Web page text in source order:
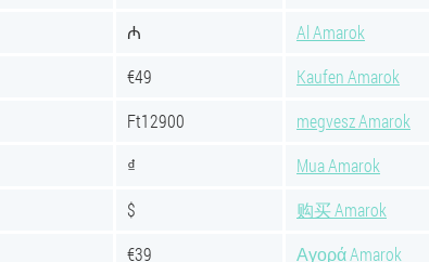
₼
Al Amarok
€49
Kaufen Amarok
Ft12900
megvesz Amarok
₫
Mua Amarok
$
购买 Amarok
€39
Αγορά Amarok